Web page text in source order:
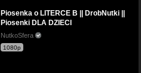
Piosenka o LITERCE B || DrobNutki ||
Piosenki DLA DZIECI
NutkoSfera
1080p